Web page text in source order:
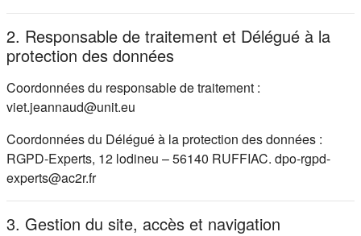
2. Responsable de traitement et Délégué à la
protection des données
Coordonnées du responsable de traitement :
viet.jeannaud@unit.eu
Coordonnées du Délégué à la protection des données :
RGPD-Experts, 12 lodineu – 56140 RUFFIAC. dpo-rgpd-
experts@ac2r.fr
3. Gestion du site, accès et navigation